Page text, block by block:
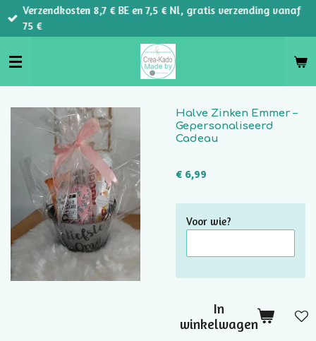
Ga
direct
de
Verzendkosten 8,7 € BE en 7,5 € Nl, gratis verzending vanaf
75 €
Halve Zinken Emmer –
Gepersonaliseerd
Cadeau
€ 6,99
Voor wie?
In
winkelwagen